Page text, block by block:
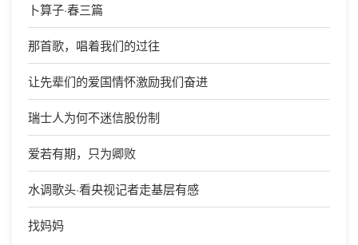
卜算子·春三篇
那首歌，唱着我们的过往
让先辈们的爱国情怀激励我们奋进
瑞士人为何不迷信股份制
爱若有期，只为卿败
水调歌头·看央视记者走基层有感
找妈妈